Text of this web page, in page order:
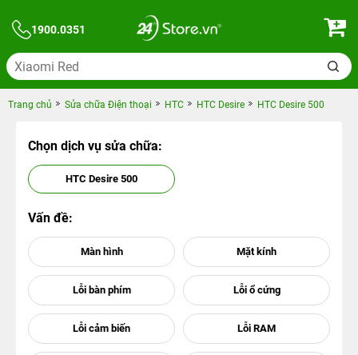
1900.0351
Trang chủ Sửa chữa Điện thoại HTC HTC Desire HTC Desire 500
Chọn dịch vụ sửa chữa:
HTC Desire 500
Vấn đề: